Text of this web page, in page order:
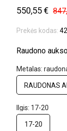
550,55 €
Prekės kodas:
Raudono
Metalas:
RAUDONAS
Ilgis: 17-20
17-20